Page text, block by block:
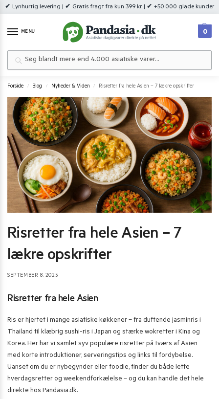
✔ Lynhurtig levering | ✔ Gratis fragt fra kun 399 kr. | ✔ +50.000 glade kunder
MENU 0
Forside / Blog / Nyheder & Viden / Risretter fra hele Asien – 7 lækre opskrifter
Risretter fra hele Asien – 7
lækre opskrifter
SEPTEMBER 8, 2025
Risretter fra hele Asien
Ris er hjertet i mange asiatiske køkkener – fra duftende jasminris i
Thailand til klæbrig sushi-ris i Japan og stærke wokretter i Kina og
Korea. Her har vi samlet syv populære risretter på tværs af Asien
med korte introduktioner, serveringstips og links til fordybelse.
Uanset om du er nybegynder eller foodie, finder du både lette
hverdagsretter og weekendforkælelse – og du kan handle det hele
direkte hos Pandasia.dk.